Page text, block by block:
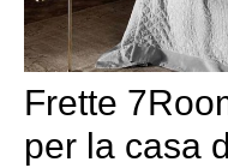
Frette
per la casa